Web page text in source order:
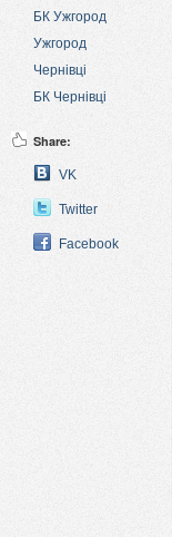
БК Ужгород
Ужгород
Чернівці
БК Чернівці
Share:
VK
Twitter
Facebook